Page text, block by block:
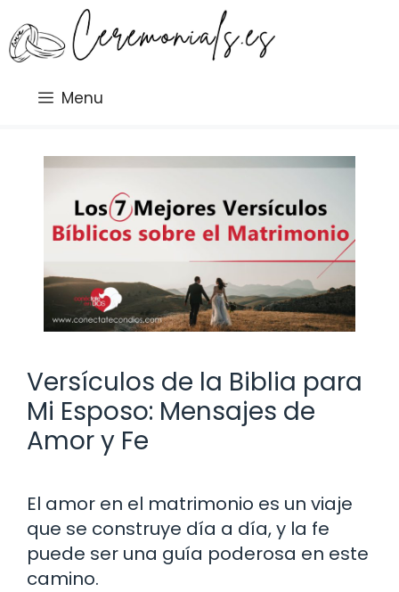
al
contenido
Menu
Versículos de la Biblia para
Mi Esposo: Mensajes de
Amor y Fe
El amor en el matrimonio es un viaje
que se construye día a día, y la fe
puede ser una guía poderosa en este
camino.